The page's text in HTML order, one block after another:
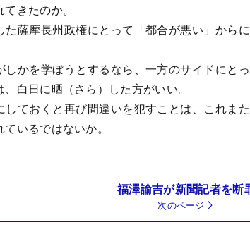
きたのか。
薩摩長州政権にとって「都合が悪い」から
かを学ぼうとするなら、一方のサイドにと
白日に晒（さら）した方がいい。
ておくと再び間違いを犯すことは、これま
いるではないか。
福澤諭吉が新聞記者を断
次のページ